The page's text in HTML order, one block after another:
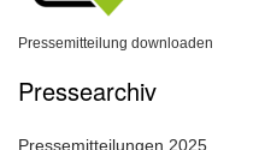
Pressemitteilung downloaden
Pressearchiv
Pressemitteilungen 2025